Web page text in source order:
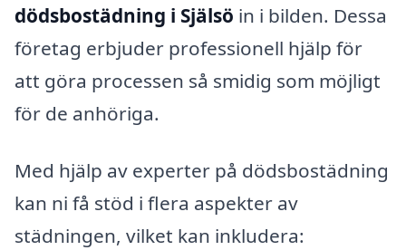
dödsbostädning i Själsö in i bilden. Dessa
företag erbjuder professionell hjälp för
att göra processen så smidig som möjligt
för de anhöriga.
Med hjälp av experter på dödsbostädning
kan ni få stöd i flera aspekter av
städningen, vilket kan inkludera: